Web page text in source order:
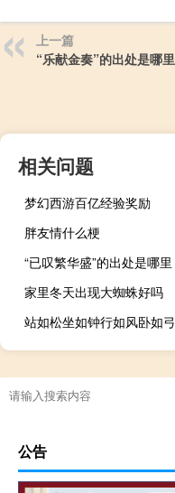
上一篇
“乐献金奏”的出处是哪里
相关问题
梦幻西游百亿经验奖励
胖友情什么梗
“已叹繁华盛”的出处是哪里
家里冬天出现大蜘蛛好吗
公告